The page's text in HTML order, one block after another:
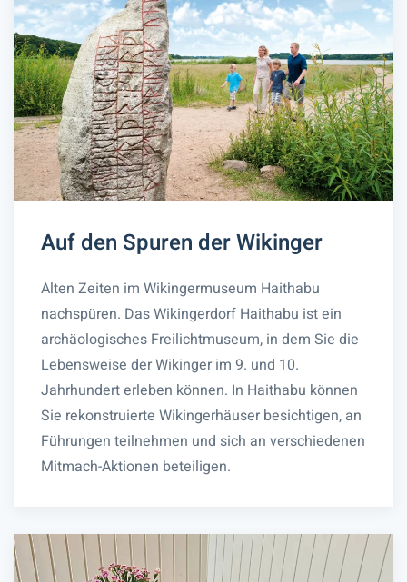
Auf den Spuren der Wikinger
Alten Zeiten im Wikingermuseum Haithabu
nachspüren. Das Wikingerdorf Haithabu ist ein
archäologisches Freilichtmuseum, in dem Sie die
Lebensweise der Wikinger im 9. und 10.
Jahrhundert erleben können. In Haithabu können
Sie rekonstruierte Wikingerhäuser besichtigen, an
Führungen teilnehmen und sich an verschiedenen
Mitmach-Aktionen beteiligen.